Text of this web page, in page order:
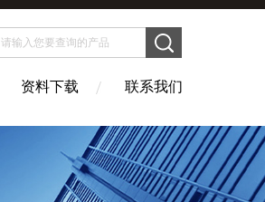
资料下载 联系我们